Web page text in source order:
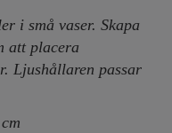
i små vaser. Skapa
att placera
Ljushållaren passar